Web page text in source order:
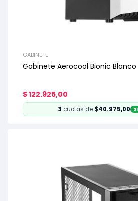
GABINETE
Gabinete Aerocool Bionic Blanco
$122.925,00
3 cuotas de $40.975,00